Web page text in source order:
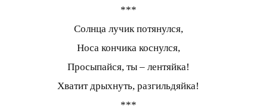
***
Солнца лучик потянулся,
Носа кончика коснулся,
Просыпайся, ты – лентяйка!
Хватит дрыхнуть, разгильдяйка!
***